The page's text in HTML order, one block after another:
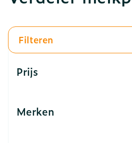
Filteren
Prijs
Merken